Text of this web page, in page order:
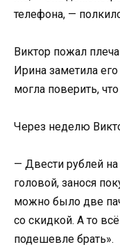
телефона, —
Виктор пожал
Ирина заметила
могла поверить,
Через неделю
— Двести рублей
головой, занося
можно было две
со скидкой. А то
подешевле брать».